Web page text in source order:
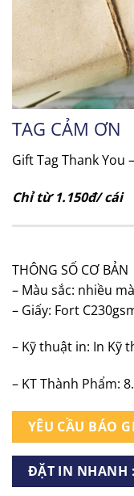
TAG CẢM ƠN
Gift Tag Thank You
Chỉ từ 1.150đ/ cái
THÔNG SỐ CƠ BẢN
– Màu sắc: nhiều
– Giấy: Fort
– Kỹ thuật in: In Kỹ
– KT Thành Phẩm:
YÊU CẦU BÁO
ĐẶT IN NHANH